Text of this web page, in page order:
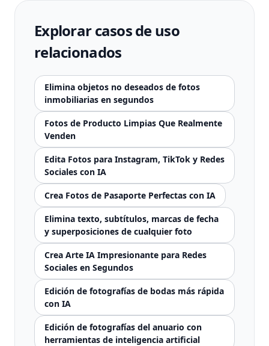
Explorar casos de uso
relacionados
Elimina objetos no deseados de fotos
inmobiliarias en segundos
Fotos de Producto Limpias Que Realmente
Venden
Edita Fotos para Instagram, TikTok y Redes
Sociales con IA
Crea Fotos de Pasaporte Perfectas con IA
Elimina texto, subtítulos, marcas de fecha
y superposiciones de cualquier foto
Crea Arte IA Impresionante para Redes
Sociales en Segundos
Edición de fotografías de bodas más rápida
con IA
Edición de fotografías del anuario con
herramientas de inteligencia artificial